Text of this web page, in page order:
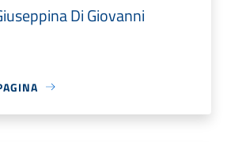
Di Giovanni